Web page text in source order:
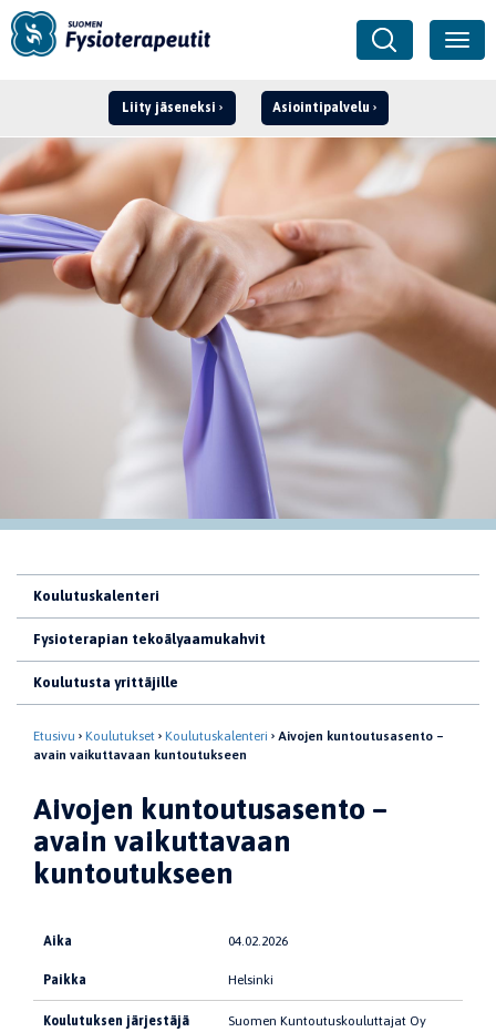
Liity jäseneksi Asiointipalvelu
Kirjaudu ›
Koulutuskalenteri
Fysioterapian tekoälyaamukahvit
Koulutusta yrittäjille
Etusivu Koulutukset Koulutuskalenteri
Aivojen kuntoutusasento –
avain vaikuttavaan kuntoutukseen
Aivojen kuntoutusasento –
avain vaikuttavaan
kuntoutukseen
Aika 04.02.2026
Paikka Helsinki
Koulutuksen järjestäjä Suomen Kuntoutuskouluttajat Oy